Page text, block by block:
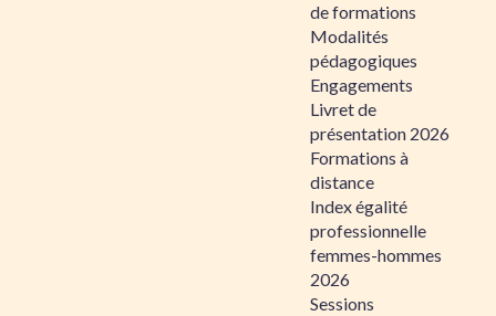
de formations
Modalités
pédagogiques
Engagements
Livret de
présentation 2026
Formations à
distance
Index égalité
professionnelle
femmes-hommes
2026
Sessions